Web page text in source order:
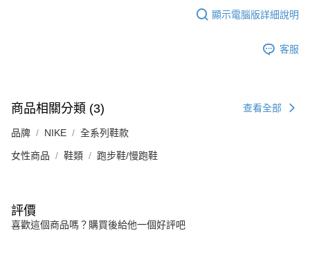
顯示電腦版詳細說明
客服
商品相關分類 (3) 查看全部
品牌 NIKE 全系列鞋款
女性商品 鞋類 跑步鞋/慢跑鞋
評價
喜歡這個商品嗎？購買後給他一個好評吧